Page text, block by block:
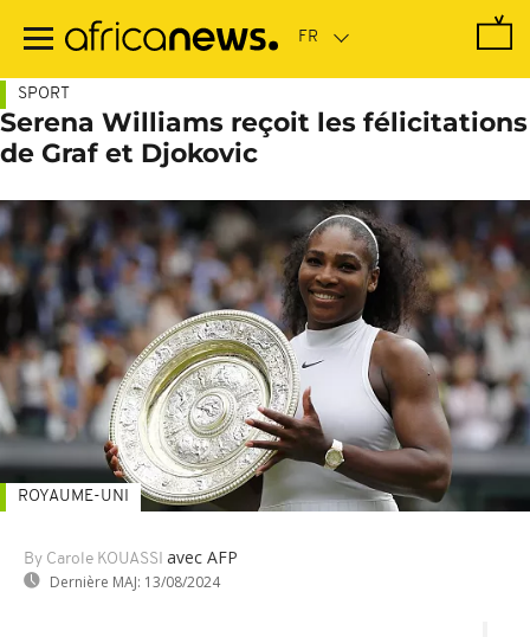
contenu
SPORT
Serena Williams reçoit les félicitations
de Graf et Djokovic
By Carole KOUASSI avec AFP
Dernière MAJ: 13/08/2024
ROYAUME-UNI